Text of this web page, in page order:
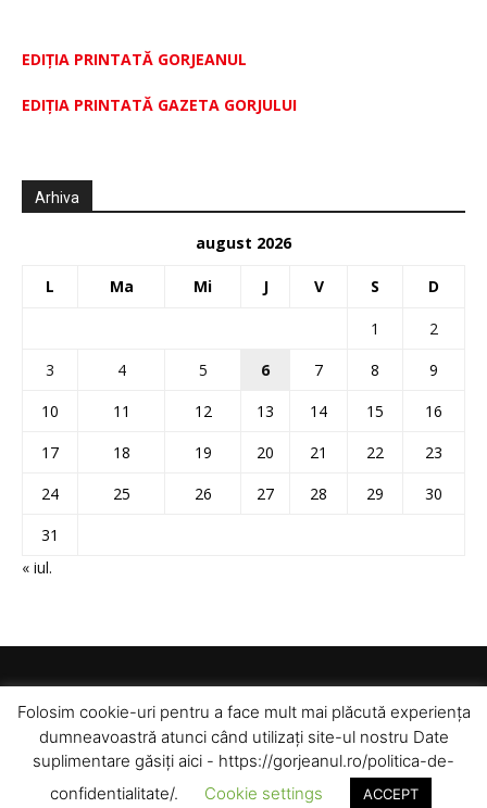
EDIȚIA PRINTATĂ GORJEANUL
EDIŢIA PRINTATĂ GAZETA GORJULUI
Arhiva
august 2026
L Ma Mi J V S D
1
2
3
4 5 6 7 8
9
10
11 12 13 14 15
16
17
18 19 20 21 22
23
24
25 26 27 28 29
30
31
« iul.
© Toate drepturile rezervate pentru Gorjeanul SA
Folosim cookie-uri pentru a face mult mai plăcută experiența
dumneavoastră atunci când utilizați site-ul nostru Date
suplimentare găsiți aici - https://gorjeanul.ro/politica-de-
confidentialitate/.
Cookie settings ACCEPT